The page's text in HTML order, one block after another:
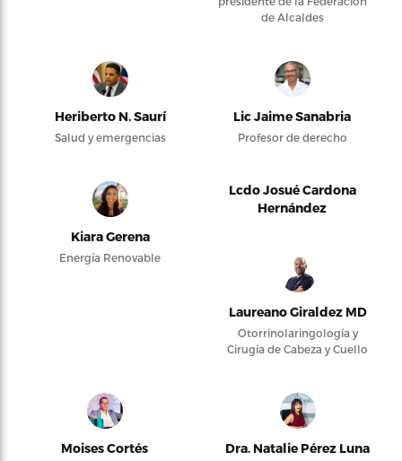
de Alcaldes
Heriberto N. Saurí
Salud y emergencias
Lic Jaime Sanabria
Profesor de derecho
Kiara Gerena
Energía Renovable
Lcdo Josué Cardona
Hernández
Laureano Giraldez MD
Otorrinolaringología y
Cirugía de Cabeza y Cuello
Moises Cortés Dra. Natalie Pérez Luna